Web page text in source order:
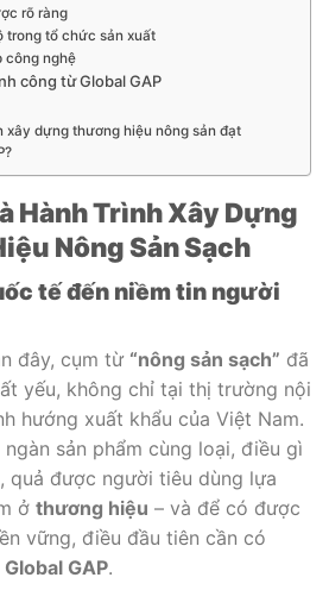
rõ ràng
trong tổ chức sản xuất
công nghệ
công từ Global GAP
xây dựng thương hiệu nông sản đạt
Hành Trình Xây Dựng
Nông Sản Sạch
tế đến niềm tin người
đây, cụm từ “nông sản sạch” đã
yếu, không chỉ tại thị trường nội
hướng xuất khẩu của Việt Nam.
sản phẩm cùng loại, điều gì
quả được người tiêu dùng lựa
ở thương hiệu – và để có được
vững, điều đầu tiên cần có
GAP.